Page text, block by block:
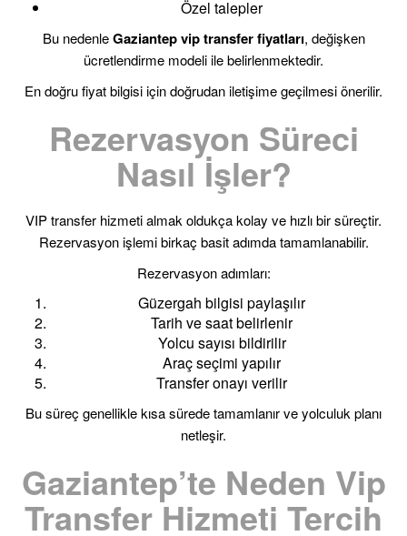
Özel talepler
Bu nedenleGaziantep vip transfer fiyatları, değişken
ücretlendirme modeli ile belirlenmektedir.
En doğru fiyat bilgisi için doğrudan iletişime geçilmesi önerilir.
Rezervasyon Süreci
Nasıl İşler?
VIP transfer hizmeti almak oldukça kolay ve hızlı bir süreçtir.
Rezervasyon işlemi birkaç basit adımda tamamlanabilir.
Rezervasyon adımları:
Güzergah bilgisi paylaşılır
Tarih ve saat belirlenir
Yolcu sayısı bildirilir
Araç seçimi yapılır
Transfer onayı verilir
Bu süreç genellikle kısa sürede tamamlanır ve yolculuk planı
netleşir.
Gaziantep’te Neden Vip
Transfer Hizmeti Tercih